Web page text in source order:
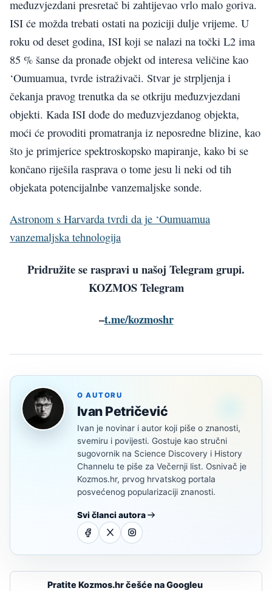
međuzvjezdani presretač bi zahtijevao vrlo malo goriva.
ISI će možda trebati ostati na poziciji dulje vrijeme. U
roku od deset godina, ISI koji se nalazi na točki L2 ima
85 % šanse da pronađe objekt od interesa veličine kao
‘Oumuamua, tvrde istraživači. Stvar je strpljenja i
čekanja pravog trenutka da se otkriju međuzvjezdani
objekti. Kada ISI dođe do međuzvjezdanog objekta,
moći će provoditi promatranja iz neposredne blizine, kao
što je primjerice spektroskopsko mapiranje, kako bi se
končano riješila rasprava o tome jesu li neki od tih
objekata potencijalnbe vanzemaljske sonde.
Astronom s Harvarda tvrdi da je ‘Oumuamua
vanzemaljska tehnologija
Pridružite se raspravi u našoj Telegram grupi.
KOZMOS Telegram
–t.me/kozmoshr
O AUTORU
Ivan Petričević
Ivan je novinar i autor koji piše o znanosti,
svemiru i povijesti. Gostuje kao stručni
sugovornik na Science Discovery i History
Channelu te piše za Večernji list. Osnivač je
Kozmos.hr, prvog hrvatskog portala
posvećenog popularizaciji znanosti.
Svi članci autora
Pratite Kozmos.hr češće na Googleu